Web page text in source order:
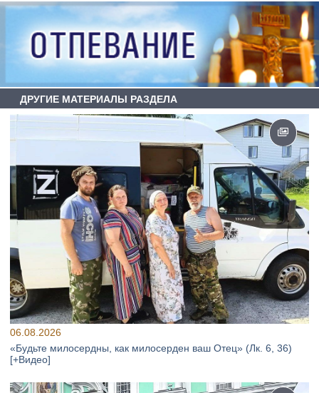
ДРУГИЕ МАТЕРИАЛЫ РАЗДЕЛА
06.08.2026
«Будьте милосердны, как милосерден ваш Отец» (Лк. 6, 36)
[+Видео]